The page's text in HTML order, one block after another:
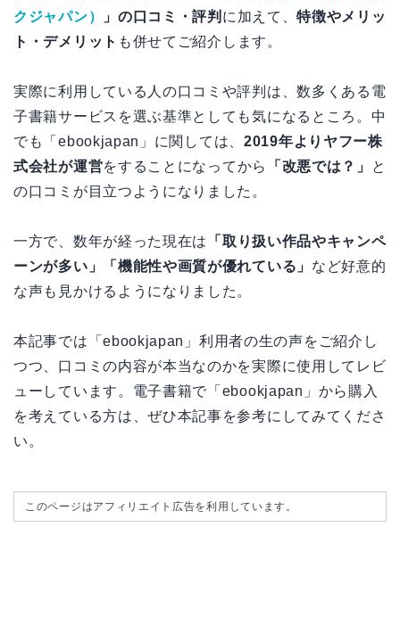
クジャパン）
」の口コミ・評判 に加えて、特徴やメリッ
ト・デメリット も併せてご紹介します。
実際に利用している人の口コミや評判は、数多くある電
子書籍サービスを選ぶ基準としても気になるところ。中
でも「ebookjapan」に関しては、 2019年よりヤフー株
式会社が運営をすることになってから 「改悪では？」
と
の口コミが目立つようになりました。
一方で、数年が経った現在は
「取り扱い作品やキャンペ
ーンが多い」「機能性や画質が優れている」 など好意的
な声も見かけるようになりました。
本記事では「ebookjapan」利用者の生の声をご紹介し
つつ、口コミの内容が本当なのかを実際に使用してレビ
ューしています。電子書籍で「ebookjapan」から購入
を考えている方は、ぜひ本記事を参考にしてみてくださ
い。
このページはアフィリエイト広告を利用しています。